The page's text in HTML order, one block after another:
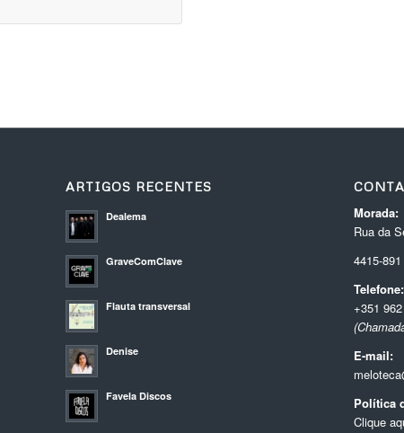
ARTIGOS RECENTES
Dealema
GraveComClave
Flauta transversal
Denise
Favela Discos
Morada:
Rua da
4415-
Telefone:
+351
E-mail:
Política
Clique